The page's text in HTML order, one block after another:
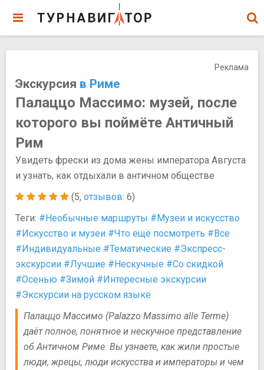
Реклама
Экскурсия в Риме
Палаццо Массимо: музей, после
которого вы поймёте Античный
Рим
Увидеть фрески из дома жены императора Августа
и узнать, как отдыхали в античном обществе
(5, отзывов: 6)
Теги: #Необычные маршруты #Музеи и искусство
#Искусство и музеи #Что ещё посмотреть #Все
#Индивидуальные #Тематические #Экспресс-
экскурсии #Лучшие #Нескучные #Со скидкой
#Осенью #Зимой #Интересные экскурсии
#Экскурсии на русском языке
Палаццо Массимо (Palazzo Massimo alle Terme)
даёт полное, понятное и нескучное представление
об Античном Риме. Вы узнаете, как жили простые
люди, жрецы, люди искусства и императоры и чем